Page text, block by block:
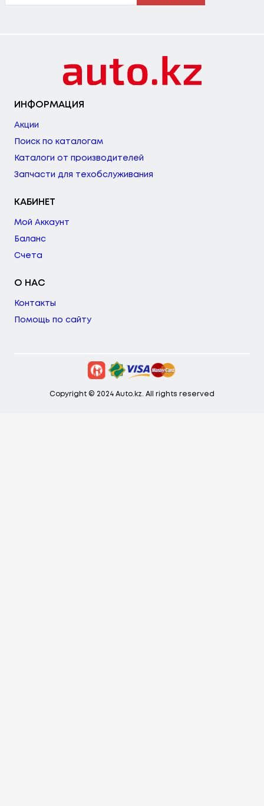
ИНФОРМАЦИЯ
Акции
Поиск по каталогам
Каталоги от производителей
Запчасти для техобслуживания
КАБИНЕТ
Мой Аккаунт
Баланс
Счета
О НАС
Контакты
Помощь по сайту
Copyright © 2024 Auto.kz. All rights reserved